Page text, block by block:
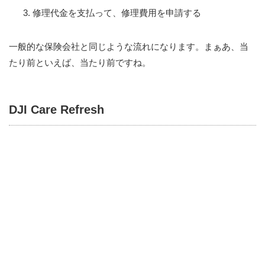
修理代金を支払って、修理費用を申請する
一般的な保険会社と同じような流れになります。まぁあ、当
たり前といえば、当たり前ですね。
DJI Care Refresh